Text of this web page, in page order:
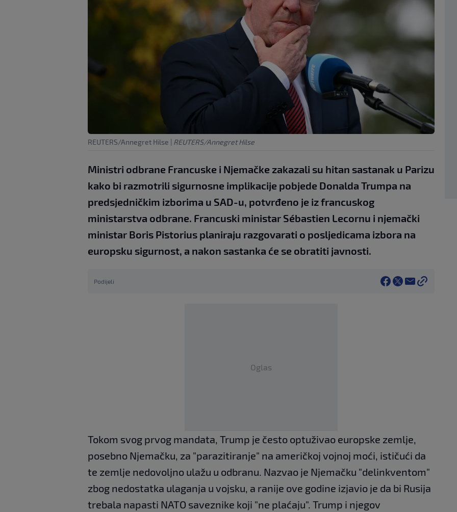
REUTERS/Annegret Hilse | REUTERS/Annegret Hilse
Ministri odbrane Francuske i Njemačke zakazali su hitan sastanak u Parizu
kako bi razmotrili sigurnosne implikacije pobjede Donalda Trumpa na
predsjedničkim izborima u SAD-u, potvrđeno je iz francuskog
ministarstva odbrane. Francuski ministar Sébastien Lecornu i njemački
ministar Boris Pistorius planiraju razgovarati o posljedicama izbora na
europsku sigurnost, a nakon sastanka će se obratiti javnosti.
Podijeli
Oglas
Tokom svog prvog mandata, Trump je često optuživao europske zemlje,
posebno Njemačku, za "parazitiranje" na američkoj vojnoj moći, ističući da
te zemlje nedovoljno ulažu u odbranu. Nazvao je Njemačku "delinkventom"
zbog nedostatka ulaganja u vojsku, a ranije ove godine izjavio je da bi Rusija
trebala napasti NATO saveznike koji "ne plaćaju". Trump i njegov